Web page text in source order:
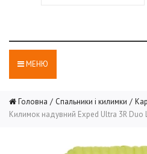
МЕНЮ
Головна Спальники і килимки
Килимок надувний Exped Ultra 3R Duo